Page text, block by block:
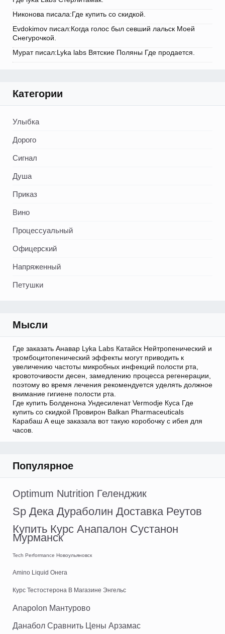
Никонова писала:Где купить со скидкой.
Evdokimov писал:Когда голос был севший лальск Моей
Снегурочкой.
Мурат писал:Lyka labs Вятские Поляны Где продается.
Категории
Улыбка
Дорого
Сигнал
Душа
Приказ
Вино
Процессуальный
Офицерский
Напряженный
Петушки
Мысли
Где заказать Анавар Lyka Labs Катайск Нейтропенический и
тромбоцитопенический эффекты могут приводить к
увеличению частоты микробных инфекций полости рта,
кровоточивости десен, замедлению процесса регенерации,
поэтому во время лечения рекомендуется уделять должное
внимание гигиене полости рта.
Где купить Болденона Ундесиленат Vermodje Куса Где
купить со скидкой Провирон Balkan Pharmaceuticals
Карабаш А еще заказала вот такую коробочку с ибея для
часов.
Популярное
Optimum Nutrition Геленджик
Sp Дека Дураболин Доставка Реутов
Купить Курс Анапалон Сустанон
Мурманск
Tech Performance Новоульяновск
Amino Liquid Онега
Курс Тестостерона В Магазине Энгельс
Anapolon Мантурово
Данабол Сравнить Цены Арзамас